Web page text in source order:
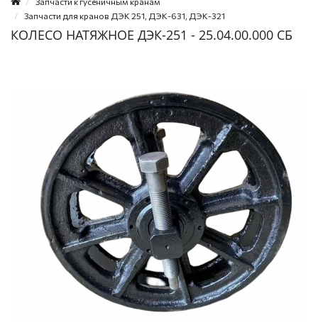
Запчасти для кранов ДЭК 251, ДЭК-631, ДЭК-321
КОЛЕСО НАТЯЖНОЕ ДЭК-251 - 25.04.00.000 СБ